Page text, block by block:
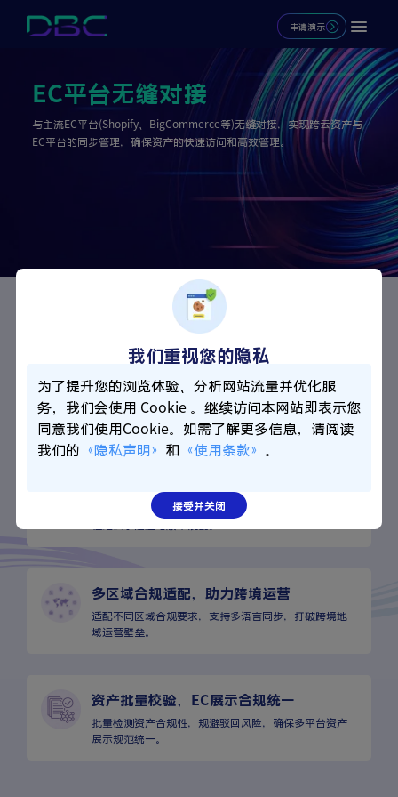
申请演示
EC平台无缝对接
与主流EC平台(Shopify、BigCommerce等)无缝对接，实现跨云资产与
EC平台的同步管理，确保资产的快速访问和高效管理。
核心优势
主流EC平台原生集成
适配Shopify等全球主流EC平台，一键对接，无需额外开
发，适配多区域运营。
跨云资产与EC平台双向实时同步，一处管理全域通用，
多区域合规适配，助力跨境运营
适配不同区域合规要求，支持多语言同步，打破跨境地
域运营壁垒。
资产批量校验，EC展示合规统一
批量检测资产合规性，规避驳回风险，确保多平台资产
展示规范统一。
我们重视您的隐私
为了提升您的浏览体验、分析网站流量并优化服
务，我们会使用 Cookie 。继续访问本网站即表示您
同意我们使用Cookie。如需了解更多信息，请阅读
我们的 《隐私声明》 和 《使用条款》 。
接受并关闭